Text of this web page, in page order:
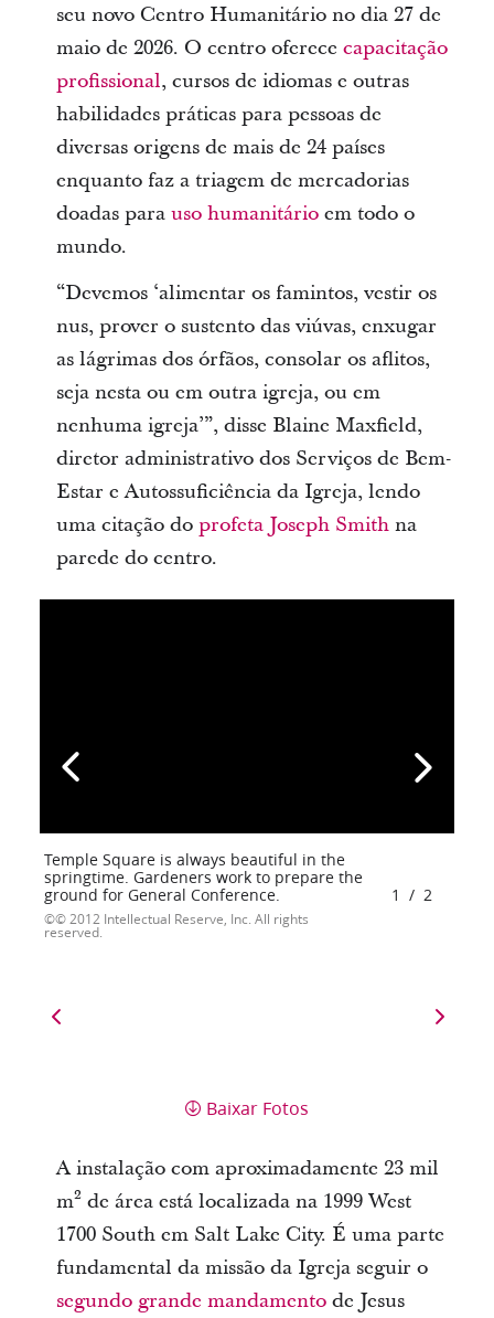
seu novo Centro Humanitário no dia 27 de
maio de 2026. O centro oferece capacitação
profissional, cursos de idiomas e outras
habilidades práticas para pessoas de
diversas origens de mais de 24 países
enquanto faz a triagem de mercadorias
doadas para uso humanitárioem todo o
mundo.
“Devemos ‘alimentar os famintos, vestir os
nus, prover o sustento das viúvas, enxugar
as lágrimas dos órfãos, consolar os aflitos,
seja nesta ou em outra igreja, ou em
nenhuma igreja’”, disse Blaine Maxfield,
diretor administrativo dos Serviços de Bem-
Estar e Autossuficiência da Igreja, lendo
uma citação do profeta Joseph Smith na
parede do centro.
Temple Square is always beautiful in the
springtime. Gardeners work to prepare the
ground for General Conference.
© 2012 Intellectual Reserve, Inc. All rights
reserved.
1 / 2
Baixar Fotos
A instalação com aproximadamente 23 mil
m² de área está localizada na 1999 West
1700 South em Salt Lake City. É uma parte
fundamental da missão da Igreja seguir o
segundo grande mandamentode Jesus